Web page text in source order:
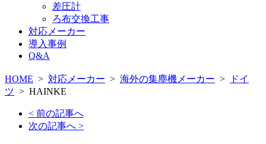
差圧計
ろ布交換工事
対応メーカー
導入事例
Q&A
HOME > 対応メーカー > 海外の集塵機メーカー >
ドイ
ツ > HAINKE
< 前の記事へ
次の記事へ >